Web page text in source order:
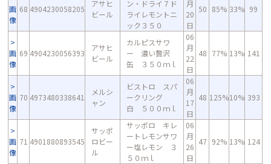
画
像
68 4904230058205
アサヒ
ビール
ン・ドライ７ド
ライレモントニ
ック３５０
月
20
日
50 85% 33% 99
画
像
69 4904230056393
アサヒ
ビール
カルピスサワ
ー 濃い贅沢
缶 ３５０ｍｌ
06
月
22
日
48 77% 13% 141
画
像
70 4973480338641
メルシ
ャン
ビストロ スパ
ークリング
白 ５００ｍｌ
06
月
17
日
48 125%10% 393
画
像
71 4901880893545
サッポ
ロビー
ル
サッポロ キレ
ートレモンサワ
ー塩レモン ３
５０ｍｌ
06
月
26
日
47 92% 13% 124